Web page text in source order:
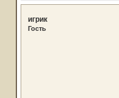
игрик
Гость